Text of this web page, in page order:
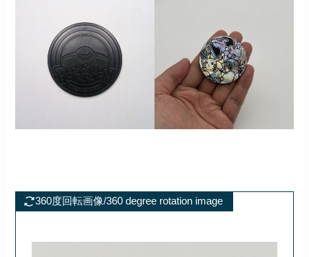
360度回転画像/360 degree rotation image